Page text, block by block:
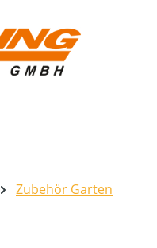
Zubehör Garten